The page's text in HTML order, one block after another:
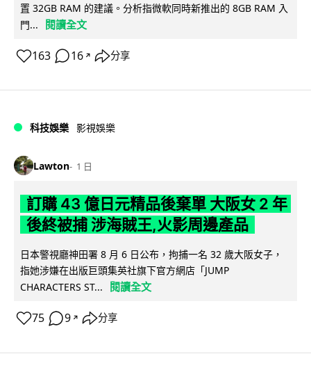
置 32GB RAM 的建議。分析指微軟同時新推出的 8GB RAM 入
門...
閱讀全文
163 16 ↗ 分享
科技娛樂 影視娛樂
Lawton 1 日
訂購 43 億日元精品後棄單 大阪女 2 年
後終被捕 涉海賊王,火影周邊產品
日本警視廳神田署 8 月 6 日公布，拘捕一名 32 歲大阪女子，
指她涉嫌在出版巨頭集英社旗下官方網店「JUMP
CHARACTERS ST...
閱讀全文
75 9 ↗ 分享